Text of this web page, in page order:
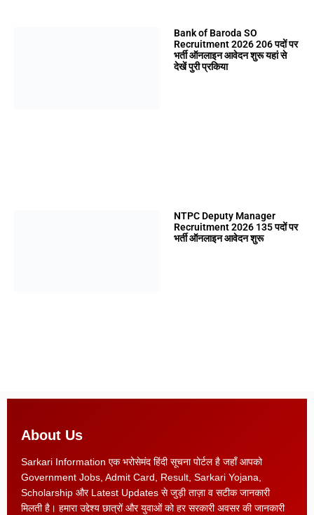
Bank of Baroda SO
Recruitment 2026 206 पदों पर
भर्ती ऑनलाइन आवेदन शुरू यहां से
देखें पुरी प्रकिया
NTPC Deputy Manager
Recruitment 2026 135 पदों पर
भर्ती ऑनलाइन आवेदन शुरू
About Us
Sarkari Information एक भरोसेमंद हिंदी सूचना पोर्टल है जहाँ आपको
Government Jobs, Admit Card, Result, Sarkari Yojana,
Scholarship और Latest Updates से जुड़ी ताज़ा व सटीक जानकारी
मिलती है। हमारा उद्देश्य छात्रों और युवाओं को हर सरकारी अवसर की जानकारी